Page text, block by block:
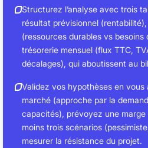
Structurez l’analyse avec trois
résultat prévisionnel
(ressources durables vs besoins
trésorerie mensuel (flux TTC,
décalages), qui aboutissent au
Validez vos hypothèses en vous
marché (approche par la
capacités), prévoyez une
moins trois scénarios
mesurer la résistance du projet.